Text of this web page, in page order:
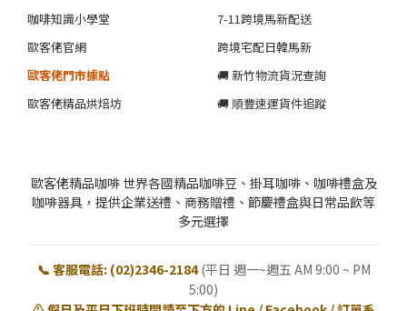
咖啡知識小學堂
歐客佬官網
歐客佬門市據點
歐客佬精品烘焙坊
7-11跨境馬新配送
跨境宅配日韓馬新
🚚 新竹物流貨況查詢
🚚 順豐速運貨件追蹤
歐客佬精品咖啡 世界各國精品咖啡豆、掛耳咖啡、咖啡禮盒及
咖啡器具，提供企業送禮、商務贈禮、節慶禮盒與日常品飲等
多元選擇
📞 客服電話: (02)2346-2184 (平日 週一~週五 AM 9:00 ~ PM
5:00)